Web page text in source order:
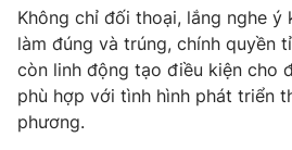
Giải sao mai
Làm đẹp
Chất lượng cuộc sống
Tuyển sinh
Học trực tuyến
Công nghệ
Hitech Công nghệ tương lai
Sản phẩm
Giao lưu trực tuyến
Không chỉ đối thoại, lắng nghe ý
làm đúng và trúng, chính quyền
còn linh động tạo điều kiện cho
phù hợp với tình hình phát triển
phương.